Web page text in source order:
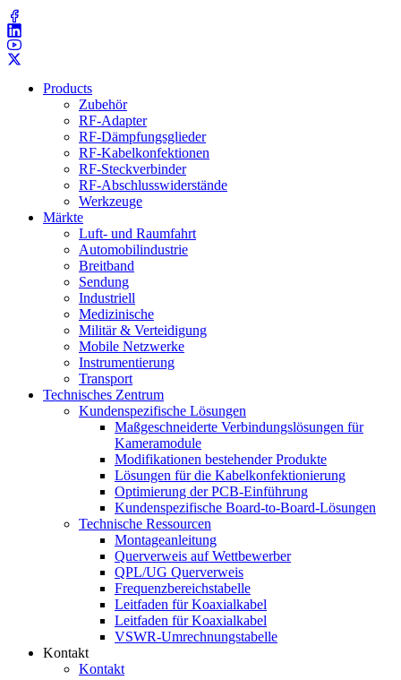
Products
Zubehör
RF-Adapter
RF-Dämpfungsglieder
RF-Kabelkonfektionen
RF-Steckverbinder
RF-Abschlusswiderstände
Werkzeuge
Märkte
Luft- und Raumfahrt
Automobilindustrie
Breitband
Sendung
Industriell
Medizinische
Militär & Verteidigung
Mobile Netzwerke
Instrumentierung
Transport
Technisches Zentrum
Kundenspezifische Lösungen
Maßgeschneiderte Verbindungslösungen für
Kameramodule
Modifikationen bestehender Produkte
Lösungen für die Kabelkonfektionierung
Optimierung der PCB-Einführung
Kundenspezifische Board-to-Board-Lösungen
Technische Ressourcen
Montageanleitung
Querverweis auf Wettbewerber
QPL/UG Querverweis
Frequenzbereichstabelle
Leitfaden für Koaxialkabel
Leitfaden für Koaxialkabel
VSWR-Umrechnungstabelle
Kontakt
Kontakt